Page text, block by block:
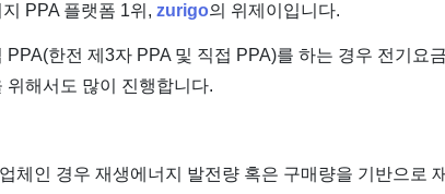
PPA 플랫폼 1위, zurigo의 위제이입니다.
한전 제3자 PPA 및 직접 PPA)를 하는 경우 전기요
위해서도 많이 진행합니다.
체인 경우 재생에너지 발전량 혹은 구매량을 기반으로